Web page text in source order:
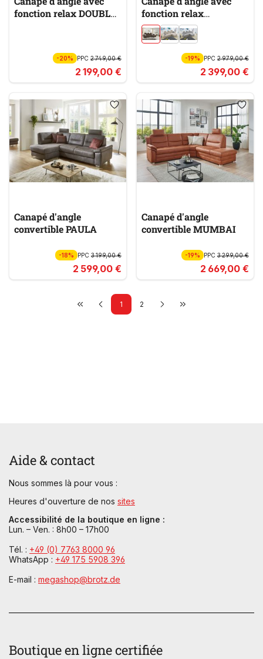
fonction relax DOUBLE-
-20% PPC 2 749,00 €
2 199,00 €
fonction relax
PORTOFINO-SE
-19% PPC2 979,00 €
2 399,00 €
Canapé d'angle
convertible PAULA
-18% PPC 3 199,00 €
2 599,00 €
Canapé d'angle
convertible MUMBAI
-19% PPC3 299,00 €
2 669,00 €
1 2
Aide & contact
Nous sommes là pour vous :
Heures d'ouverture de nos sites
Accessibilité de la boutique en ligne :
Lun. – Ven. : 8h00 – 17h00
Tél. : +49 (0) 7763 8000 96
WhatsApp : +49 175 5908 396
E-mail : megashop@brotz.de
Boutique en ligne certifiée